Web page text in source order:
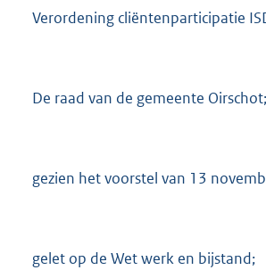
Verordening cliëntenparticipatie
De raad van de gemeente Oirschot;
gezien het voorstel van 13
gelet op de Wet werk en bijstand;